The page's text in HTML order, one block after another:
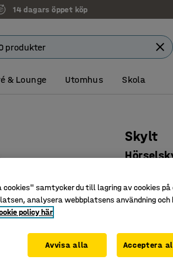
14 dagars öppet köp
& Lounge Utomhus Skola
Skylt
EN ISO
För
Diameter
samtycker du till lagring av cookies på
analysera webbplatsens användning
policy här
Avvisa alla Acceptera